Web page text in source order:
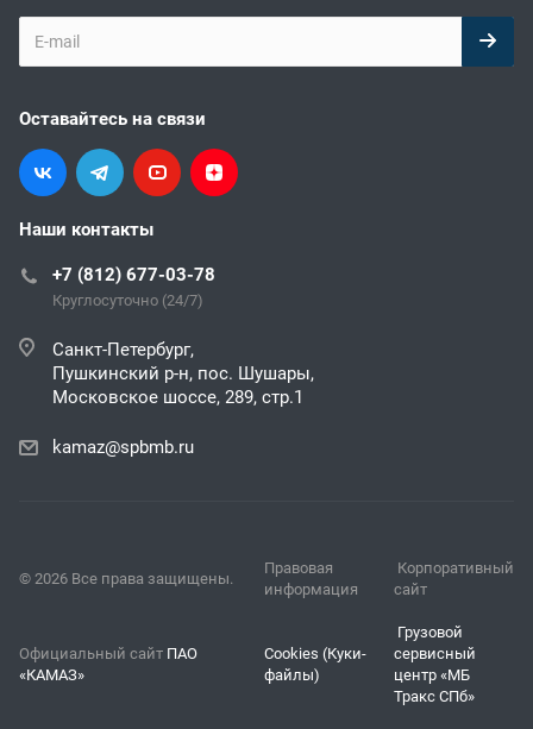
Оставайтесь на связи
Наши контакты
+7 (812) 677-03-78
Круглосуточно (24/7)
Санкт-Петербург,
Пушкинский р-н, пос. Шушары,
Московское шоссе, 289, стр.1
kamaz@spbmb.ru
© 2026 Все права защищены.
Правовая
информация
Корпоративный
сайт
Официальный сайт ПАО
«КАМАЗ»
Cookies (Куки-
файлы)
Грузовой
сервисный
центр «МБ
Тракс СПб»